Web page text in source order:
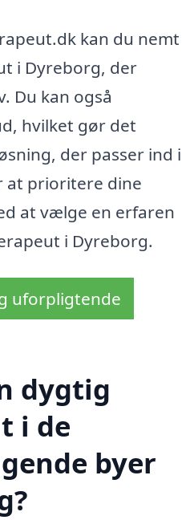
kan du nemt
i Dyreborg, der
Du kan også
hvilket gør det
der passer ind i
at prioritere dine
at vælge en erfaren
i Dyreborg.
uforpligtende
dygtig
i de
byer